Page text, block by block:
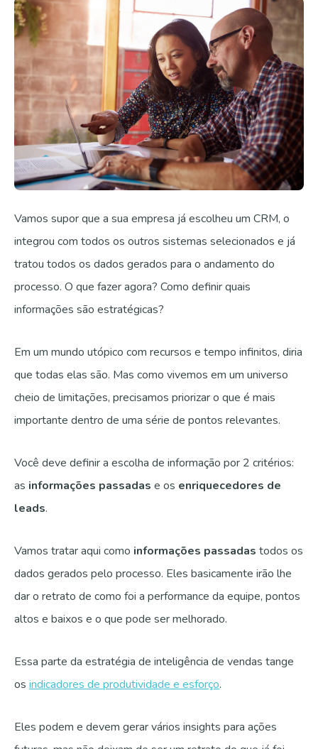
Vamos supor que a sua empresa já escolheu um CRM, o
integrou com todos os outros sistemas selecionados e já
tratou todos os dados gerados para o andamento do
processo. O que fazer agora? Como definir quais
informações são estratégicas?
Em um mundo utópico com recursos e tempo infinitos, diria
que todas elas são. Mas como vivemos em um universo
cheio de limitações, precisamos priorizar o que é mais
importante dentro de uma série de pontos relevantes.
Você deve definir a escolha de informação por 2 critérios:
as informações passadas e os enriquecedores de
leads.
Vamos tratar aqui como informações passadas todos os
dados gerados pelo processo. Eles basicamente irão lhe
dar o retrato de como foi a performance da equipe, pontos
altos e baixos e o que pode ser melhorado.
Essa parte da estratégia de inteligência de vendas tange
os indicadores de produtividade e esforço.
Eles podem e devem gerar vários insights para ações